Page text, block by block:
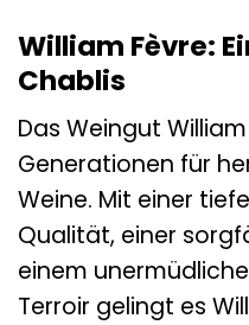
William Fèvre:
Chablis
Das Weingut
Generationen für
Weine. Mit einer
Qualität, einer
einem
Terroir gelingt es